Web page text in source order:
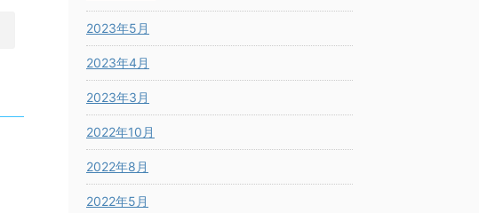
2023年5月
2023年4月
2023年3月
2022年10月
2022年8月
2022年5月